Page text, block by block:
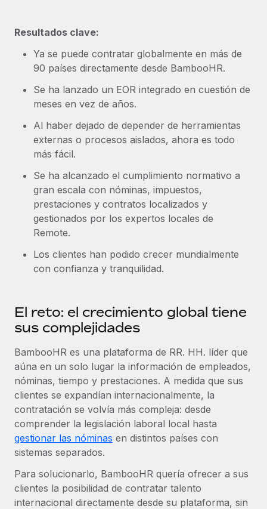
Obtén ayuda de gente experta en RR. HH. globales
y cumplimiento normativo.
Comprobaciones de antecedentes
Simplifica los procesos de cribado de candidatos.
Adelántate a los riesgos de cumplimiento
normativo.
Gestión de dispositivos
Proporciona dispositivos tecnológicos y contrólalos
en todo el mundo.
Apertura de entidades
Abre entidades conforme a la legalidad enseguida.
Movilidad y reubicación
Prestaciones
Gestiona las prestaciones de los empleados sin
complicaciones.
CASOS PRÁCTICOS
BLOG
EOR y PEO
Contractor Management
Impuestos
Explora el blog
BLOG
Integraciones con Gusto y Xero y Contractor
Management Plus
Más información
Pento se convierte en un empleador equitativo
con Remote
Gestionar las nóminas internamente es complicado. Tardas
semanas en hacerlo manualmente y, al mes...
Más información
Resultados clave:
Ya se puede contratar globalmente en más de
90 países directamente desde BambooHR.
Se ha lanzado un EOR integrado en cuestión de
meses en vez de años.
Al haber dejado de depender de herramientas
externas o procesos aislados, ahora es todo
más fácil.
Se ha alcanzado el cumplimiento normativo a
gran escala con nóminas, impuestos,
prestaciones y contratos localizados y
gestionados por los expertos locales de
Remote.
Los clientes han podido crecer mundialmente
con confianza y tranquilidad.
El reto: el crecimiento global tiene
sus complejidades
BambooHR es una plataforma de RR. HH. líder que
aúna en un solo lugar la información de empleados,
nóminas, tiempo y prestaciones. A medida que sus
clientes se expandían internacionalmente, la
contratación se volvía más compleja: desde
comprender la legislación laboral local hasta
gestionar las nóminas en distintos países con
sistemas separados.
Para solucionarlo, BambooHR quería ofrecer a sus
clientes la posibilidad de contratar talento
internacional directamente desde su plataforma, sin